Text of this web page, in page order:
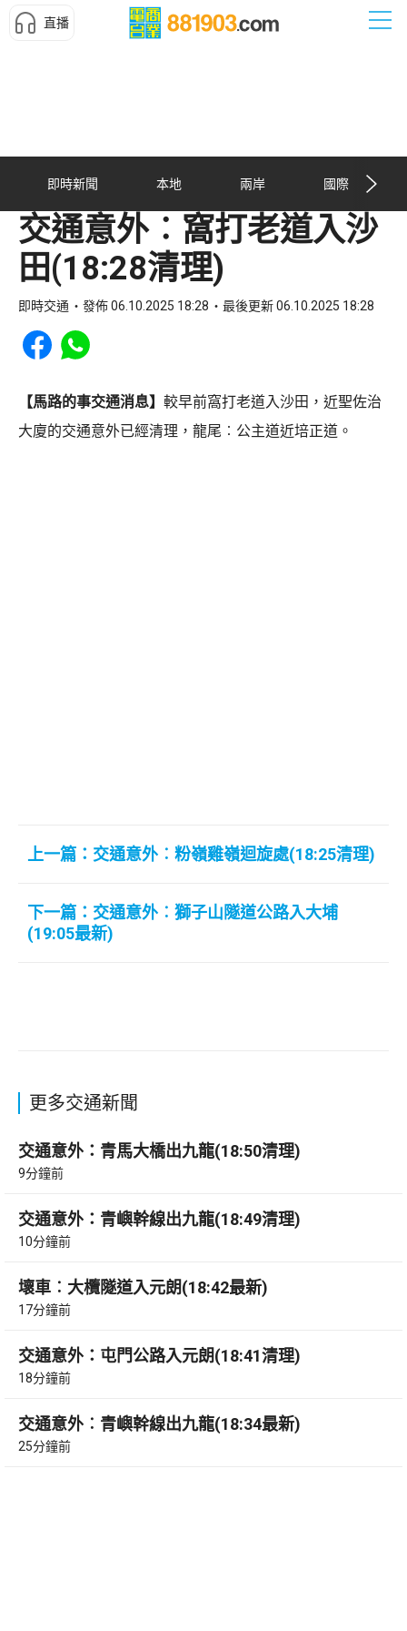
直播
即時新聞 本地 兩岸 國際
交通意外︰窩打老道入沙
田(18:28清理)
即時交通 發佈 06.10.2025 18:28 最後更新 06.10.2025 18:28
Share to Facebook
Share to WhatsApp
【馬路的事交通消息】 較早前窩打老道入沙田，近聖佐治
大廈的交通意外已經清理，龍尾︰公主道近培正道。
上一篇：交通意外︰粉嶺雞嶺迴旋處(18:25清理)
下一篇：交通意外︰獅子山隧道公路入大埔
(19:05最新)
更多交通新聞
交通意外：青馬大橋出九龍(18:50清理)
9分鐘前
交通意外：青嶼幹線出九龍(18:49清理)
10分鐘前
壞車︰大欖隧道入元朗(18:42最新)
17分鐘前
交通意外：屯門公路入元朗(18:41清理)
18分鐘前
交通意外︰青嶼幹線出九龍(18:34最新)
25分鐘前